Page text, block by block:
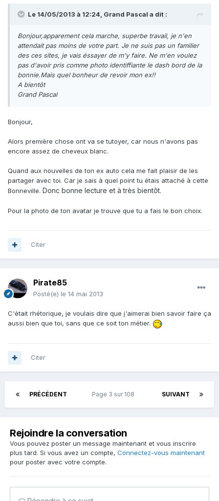
Le 14/05/2013 à 12:24, Grand Pascal a dit :
Bonjour,apparement cela marche, superbe travail, je n'en
attendait pas moins de votre part. Je ne suis pas un familier
des ces sites, je vais éssayer de m'y faire. Ne m'en voulez
pas d'avoir pris comme photo identiffiante le dash bord de la
bonnie.Mais quel bonheur de revoir mon ex!!
A bientôt
Grand Pascal
Bonjour,
Alors première chose ont va se tutoyer, car nous n'avons pas
encore assez de cheveux blanc.
Quand aux nouvelles de ton ex auto cela me fait plaisir de les
partager avec toi. Car je sais à quel point tu étais attaché à cette
Bonneville. Donc bonne lecture et à très bientôt.
Pour la photo de ton avatar je trouve que tu a fais le bon choix.
Citer
Pirate85
Posté(e) le 14 mai 2013
C'était rhétorique, je voulais dire que j'aimerai bien savoir faire ça
aussi bien que toi, sans que ce soit ton métier.
Citer
PRÉCÉDENT SUIVANT
Page 3 sur 108
Rejoindre la conversation
Vous pouvez poster un message maintenant et vous inscrire
plus tard. Si vous avez un compte, Connectez-vous maintenant
pour poster avec votre compte.